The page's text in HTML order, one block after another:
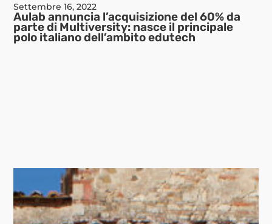
Settembre 16, 2022
Aulab annuncia l’acquisizione del 60% da
parte di Multiversity: nasce il principale
polo italiano dell’ambito edutech